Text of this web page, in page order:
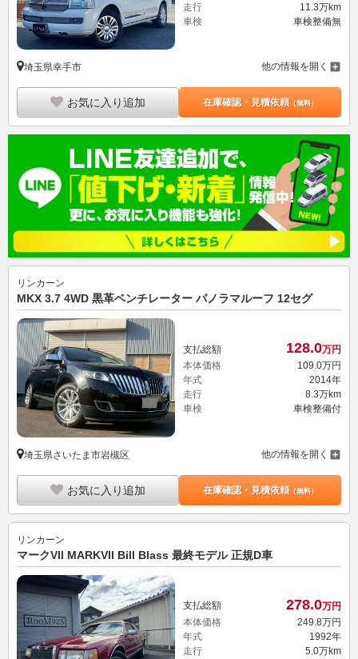
走行
11.3万km
車検
車検整備無
埼玉県幸手市 他の情報を開く
お気に入り追加 在庫確認・見積依頼（無料）
リンカーン
MKX 3.7 4WD 黒革ベンチレーター パノラマルーフ 12セグ
支払総額 128.0万円
本体価格
109.0万円
年式
2014年
走行
8.3万km
車検
車検整備付
埼玉県さいたま市岩槻区 他の情報を開く
お気に入り追加 在庫確認・見積依頼（無料）
リンカーン
マークVII MARKVII Bill Blass 最終モデル 正規D車
支払総額 278.0万円
本体価格
249. 8万円
年式
1992年
走行
5.0万km